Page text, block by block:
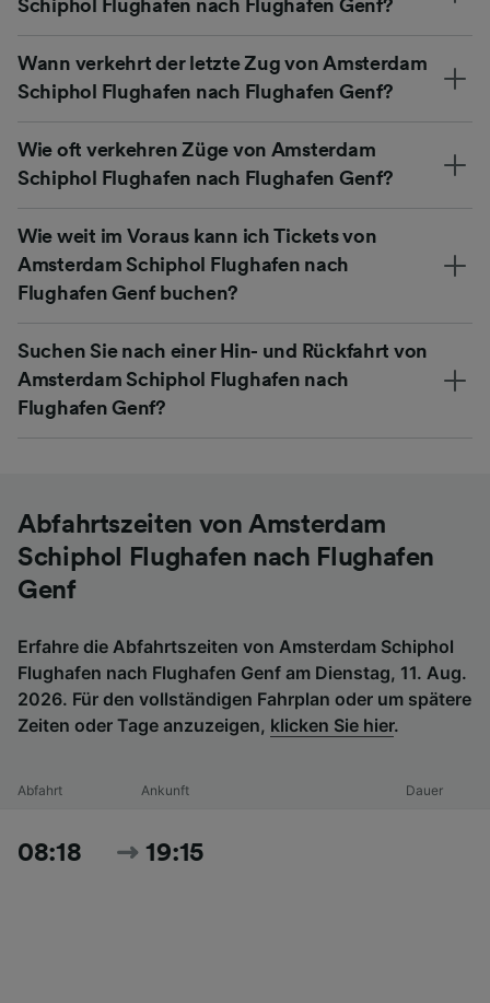
Schiphol Flughafen nach Flughafen Genf?
Wann verkehrt der letzte Zug von Amsterdam
Schiphol Flughafen nach Flughafen Genf?
Wie oft verkehren Züge von Amsterdam
Schiphol Flughafen nach Flughafen Genf?
Wie weit im Voraus kann ich Tickets von
Amsterdam Schiphol Flughafen nach
Flughafen Genf buchen?
Suchen Sie nach einer Hin- und Rückfahrt von
Amsterdam Schiphol Flughafen nach
Flughafen Genf?
Abfahrtszeiten von Amsterdam
Schiphol Flughafen nach Flughafen
Genf
Erfahre die Abfahrtszeiten von Amsterdam Schiphol
Flughafen nach Flughafen Genf am Dienstag, 11. Aug.
2026. Für den vollständigen Fahrplan oder um spätere
Zeiten oder Tage anzuzeigen, klicken Sie hier.
Abfahrt Ankunft Dauer
08:18 19:15